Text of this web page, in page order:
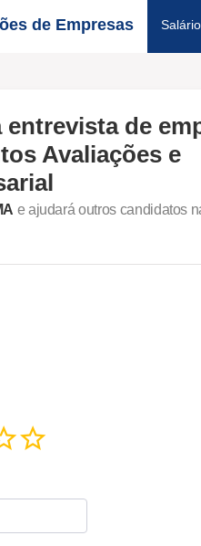
de Empresas
de
Avaliações e
e ajudará outros candidatos